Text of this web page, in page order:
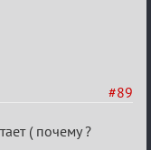
#89
( почему ?